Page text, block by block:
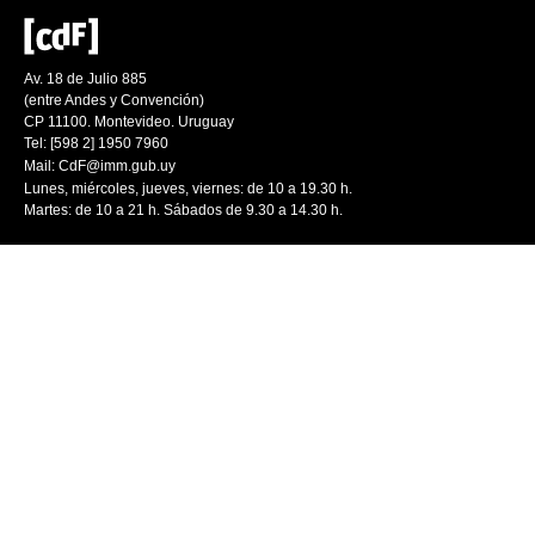
Av. 18 de Julio 885
(entre Andes y Convención)
CP 11100. Montevideo. Uruguay
Tel: [598 2] 1950 7960
Mail: CdF@imm.gub.uy
Lunes, miércoles, jueves, viernes: de 10 a 19.30 h.
Martes: de 10 a 21 h. Sábados de 9.30 a 14.30 h.